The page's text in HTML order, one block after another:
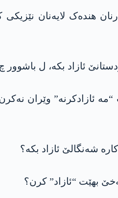
ھندەک لایەنان
ئازاد بکە، ل باشوور
ئازادکرنە” وێران
شەنگالێ ئازاد بکە؟
بهێت “ئازاد” کرن؟